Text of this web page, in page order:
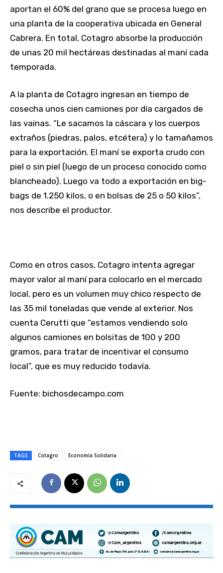
aportan el 60% del grano que se procesa luego en
una planta de la cooperativa ubicada en General
Cabrera. En total, Cotagro absorbe la producción
de unas 20 mil hectáreas destinadas al maní cada
temporada.
A la planta de Cotagro ingresan en tiempo de
cosecha unos cien camiones por día cargados de
las vainas. “Le sacamos la cáscara y los cuerpos
extraños (piedras, palos, etcétera) y lo tamañamos
para la exportación. El maní se exporta crudo con
piel o sin piel (luego de un proceso conocido como
blancheado). Luego va todo a exportación en big-
bags de 1.250 kilos, o en bolsas de 25 o 50 kilos”,
nos describe el productor.
Como en otros casos, Cotagro intenta agregar
mayor valor al maní para colocarlo en el mercado
local, pero es un volumen muy chico respecto de
las 35 mil toneladas que vende al exterior. Nos
cuenta Cerutti que “estamos vendiendo solo
algunos camiones en bolsitas de 100 y 200
gramos, para tratar de incentivar el consumo
local”, que es muy reducido todavía.
Fuente: bichosdecampo.com
TAGS Cotagro Economía Solidaria